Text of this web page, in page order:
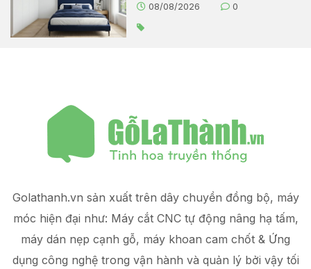
08/08/2026 0
Golathanh.vn sản xuất trên dây chuyền đồng bộ, máy
móc hiện đại như: Máy cắt CNC tự động nâng hạ tấm,
máy dán nẹp cạnh gỗ, máy khoan cam chốt & Ứng
dụng công nghệ trong vận hành và quản lý bởi vậy tối